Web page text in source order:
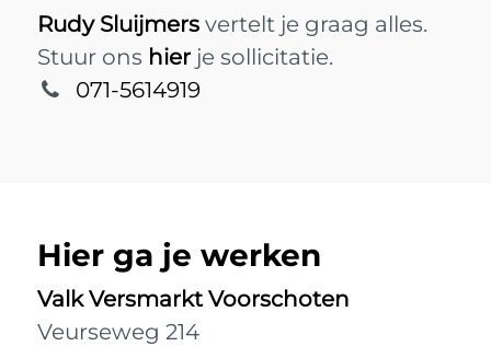
Rudy Sluijmersvertelt je graag alles.
Stuur ons hier je sollicitatie.
071-5614919
Hier ga je werken
Valk Versmarkt Voorschoten
Veurseweg 214